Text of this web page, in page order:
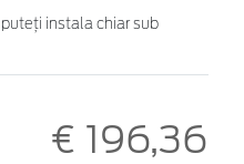
instala chiar sub
€ 196,36